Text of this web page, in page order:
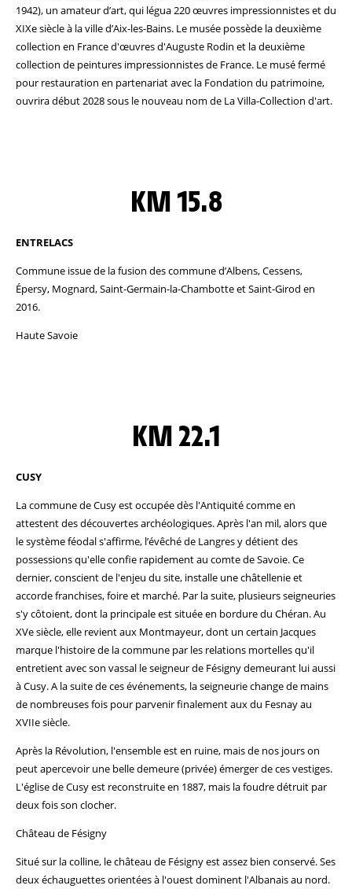
1942), un amateur d’art, qui légua 220 œuvres impressionnistes et du
XIXe siècle à la ville d’Aix-les-Bains. Le musée possède la deuxième
collection en France d'œuvres d'Auguste Rodin et la deuxième
collection de peintures impressionnistes de France. Le musé fermé
pour restauration en partenariat avec la Fondation du patrimoine,
ouvrira début 2028 sous le nouveau nom de La Villa-Collection d'art.
KM 15.8
ENTRELACS
Commune issue de la fusion des commune d’Albens, Cessens,
Épersy, Mognard, Saint-Germain-la-Chambotte et Saint-Girod en
2016.
Haute Savoie
KM 22.1
CUSY
La commune de Cusy est occupée dès l'Antiquité comme en
attestent des découvertes archéologiques. Après l'an mil, alors que
le système féodal s'affirme, l’évêché de Langres y détient des
possessions qu'elle confie rapidement au comte de Savoie. Ce
dernier, conscient de l'enjeu du site, installe une châtellenie et
accorde franchises, foire et marché. Par la suite, plusieurs seigneuries
s'y côtoient, dont la principale est située en bordure du Chéran. Au
XVe siècle, elle revient aux Montmayeur, dont un certain Jacques
marque l'histoire de la commune par les relations mortelles qu'il
entretient avec son vassal le seigneur de Fésigny demeurant lui aussi
à Cusy. A la suite de ces événements, la seigneurie change de mains
de nombreuses fois pour parvenir finalement aux du Fesnay au
XVIIe siècle.
Après la Révolution, l'ensemble est en ruine, mais de nos jours on
peut apercevoir une belle demeure (privée) émerger de ces vestiges.
L'église de Cusy est reconstruite en 1887, mais la foudre détruit par
deux fois son clocher.
Château de Fésigny
Situé sur la colline, le château de Fésigny est assez bien conservé. Ses
deux échauguettes orientées à l'ouest dominent l'Albanais au nord.